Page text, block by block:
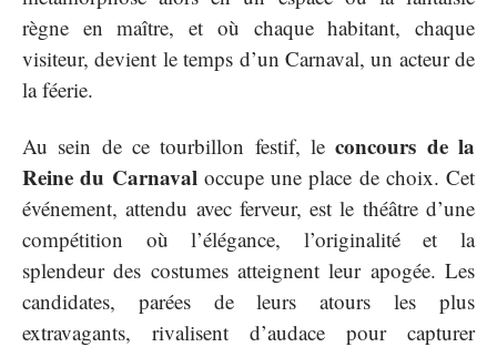
règne en maître, et où chaque habitant, chaque
visiteur, devient le temps d’un Carnaval, un acteur de
la féerie.
Au sein de ce tourbillon festif, leconcours de la
Reine du Carnaval occupe une place de choix. Cet
événement, attendu avec ferveur, est le théâtre d’une
compétition où l’élégance, l’originalité et la
splendeur des costumes atteignent leur apogée. Les
candidates, parées de leurs atours les plus
extravagants, rivalisent d’audace pour capturer